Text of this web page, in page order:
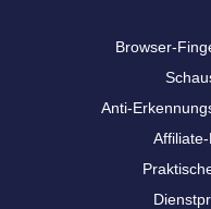
Browser-
Anti-